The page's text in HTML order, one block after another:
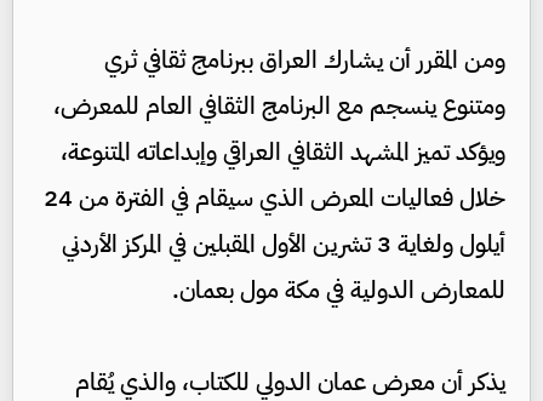
ومن المقرر أن يشارك العراق ببرنامج ثقافي ثري
ومتنوع ينسجم مع البرنامج الثقافي العام للمعرض،
ويؤكد تميز المشهد الثقافي العراقي وإبداعاته المتنوعة،
خلال فعاليات المعرض الذي سيقام في الفترة من 24
أيلول ولغاية 3 تشرين الأول المقبلين في المركز الأردني
للمعارض الدولية في مكة مول بعمان.
يذكر أن معرض عمان الدولي للكتاب، والذي يُقام